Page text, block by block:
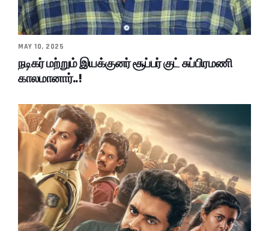
MAY 10, 2025
நடிகர் மற்றும் இயக்குனர் சூப்பர் குட் சுப்பிரமணி
காலமானார்..!